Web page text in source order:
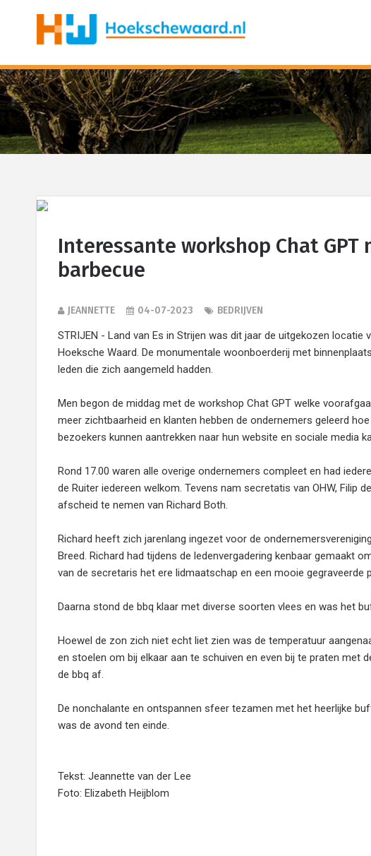
Interessante workshop Chat
barbecue
JEANNETTE 04-07-2023 BEDRIJVEN
STRIJEN - Land van Es in Strijen was dit jaar de uitgekozen
Hoeksche Waard. De monumentale woonboerderij met
leden die zich aangemeld hadden.
Men begon de middag met de workshop Chat GPT welke
meer zichtbaarheid en klanten hebben de ondernemers geleerd
bezoekers kunnen aantrekken naar hun website en sociale media
Rond 17.00 waren alle overige ondernemers compleet en had
de Ruiter iedereen welkom. Tevens nam secretatis van OHW, Filip
afscheid te nemen van Richard Both.
Richard heeft zich jarenlang ingezet voor de
Breed. Richard had tijdens de ledenvergadering kenbaar gemaakt
van de secretaris het ere lidmaatschap en een mooie gegraveerde
Daarna stond de bbq klaar met diverse soorten vlees en was het
Hoewel de zon zich niet echt liet zien was de temperatuur
en stoelen om bij elkaar aan te schuiven en even bij te praten met
de bbq af.
De nonchalante en ontspannen sfeer tezamen met het heerlijke
was de avond ten einde.
Tekst: Jeannette van der Lee
Foto: Elizabeth Heijblom